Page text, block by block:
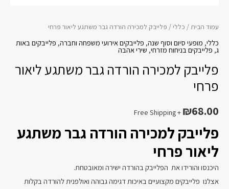
עמוד הבית/ כללי/ פלייבק למכירה הורדה גבר משתגע ליאור פרחי
כללי, מופעי סיום וסוף שנה, פלייבקים אירועי משפחה וחברה, פלייבקים באות
ג, פלייבקים בניחוח מזרחי, שירי אהבה
פלייבק למכירה הורדה גבר משתגע ליאור
פרחי
₪68.00
+ Free Shipping
פלייבק למכירה הורדה גבר משתגע
ליאור פרחי
היכנסו והורידו את הפלייבק בהורדה ישירה ומאובטחת.
אצלנו פלייבקים מקצועיים באיכות דגימה גבוהה ואולפנית להורדה בקלות